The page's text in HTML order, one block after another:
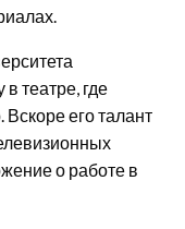
театре, где
Вскоре его талант
о работе в